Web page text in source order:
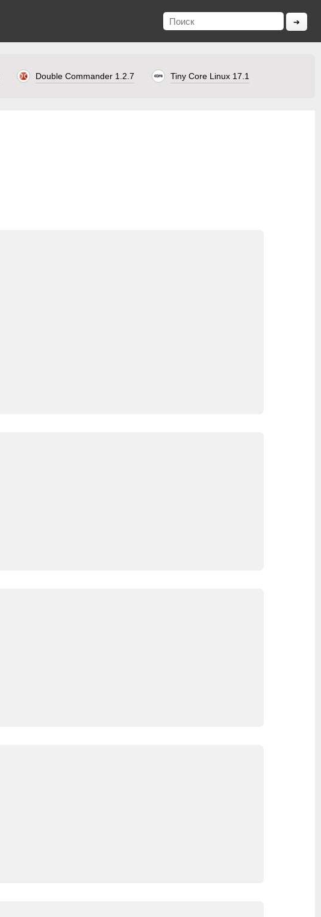
Double Commander 1.2.7 Tiny Core Linux 17.1